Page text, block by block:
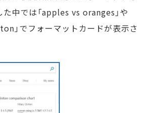
た中では「apples vs oranges」や
」でフォーマットカードが表示さ